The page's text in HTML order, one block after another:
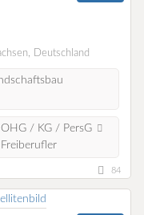
Deutschland
/ KG / PersG
Freiberufler
84